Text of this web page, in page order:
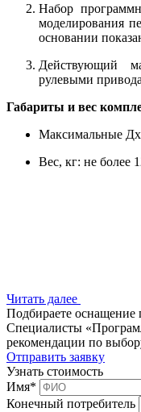
Набор
моделирования
основании
Действующий
рулевыми
Габариты и вес
Максимальные
Вес, кг: не более
Читать далее
Подбираете
Специалисты
рекомендации по
Отправить заявку
Узнать стоимость
Имя*
Конечный потребитель